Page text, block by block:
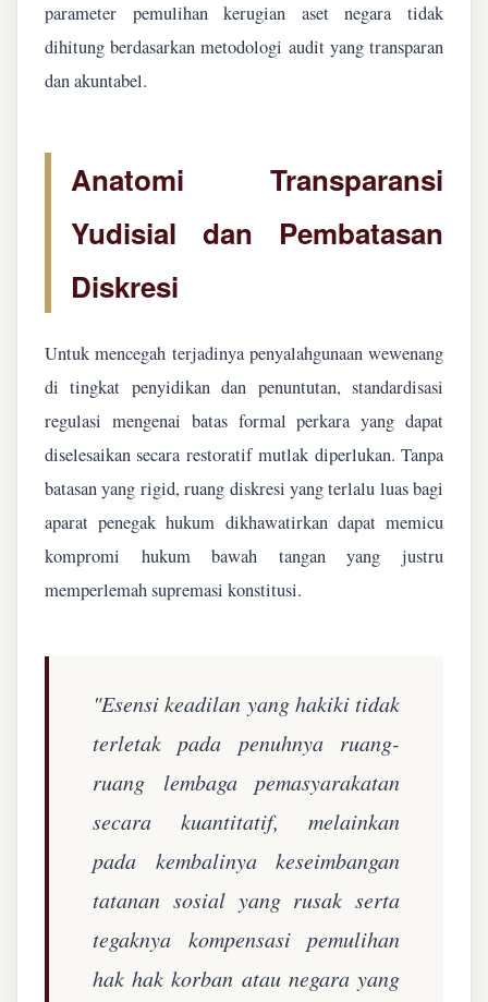
parameter pemulihan kerugian aset negara tidak
dihitung berdasarkan metodologi audit yang transparan
dan akuntabel.
Anatomi Transparansi
Yudisial dan Pembatasan
Diskresi
Untuk mencegah terjadinya penyalahgunaan wewenang
di tingkat penyidikan dan penuntutan, standardisasi
regulasi mengenai batas formal perkara yang dapat
diselesaikan secara restoratif mutlak diperlukan. Tanpa
batasan yang rigid, ruang diskresi yang terlalu luas bagi
aparat penegak hukum dikhawatirkan dapat memicu
kompromi hukum bawah tangan yang justru
memperlemah supremasi konstitusi.
"Esensi keadilan yang hakiki tidak
terletak pada penuhnya ruang-
ruang lembaga pemasyarakatan
secara kuantitatif, melainkan
pada kembalinya keseimbangan
tatanan sosial yang rusak serta
tegaknya kompensasi pemulihan
hak hak korban atau negara yang